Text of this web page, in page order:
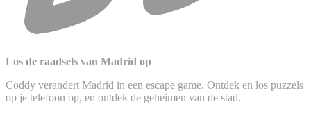
Los de raadsels van Madrid op
Coddy verandert Madrid in een escape game. Ontdek en los puzzels
op je telefoon op, en ontdek de geheimen van de stad.